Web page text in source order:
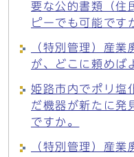
要な公的書類（住
ピーでも可能です
（特別管理）産
が、どこに頼めば
姫路市内でポリ塩
だ機器が新たに発
ですか。
（特別管理）産業